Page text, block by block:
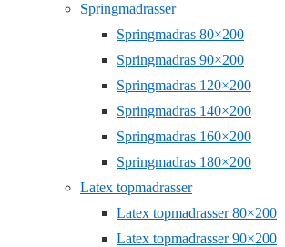
Springmadrasser
Springmadras 80×200
Springmadras 90×200
Springmadras 120×200
Springmadras 140×200
Springmadras 160×200
Springmadras 180×200
Latex topmadrasser
Latex topmadrasser 80×200
Latex topmadrasser 90×200